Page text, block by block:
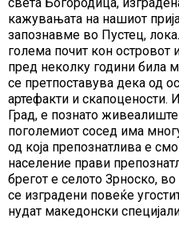
кажувањата на нашиот
запознавме во Пустец,
голема почит кон островот
пред неколку години била
се претпоставува дека од
артефакти и скапоцености.
Град, е познато
поголемиот сосед има
од која препознатлива е
население прави
брегот е селото Зрноско,
се изградени повеќе
нудат македонски